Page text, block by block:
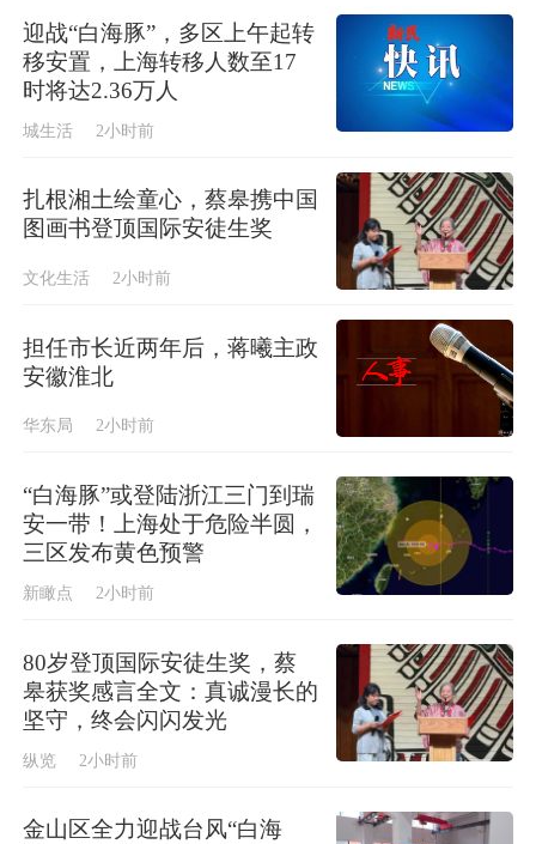
迎战“白海豚”，多区上午起转
移安置，上海转移人数至17
时将达2.36万人
城生活 2小时前
扎根湘土绘童心，蔡皋携中国
图画书登顶国际安徒生奖
文化生活 2小时前
担任市长近两年后，蒋曦主政
安徽淮北
华东局 2小时前
“白海豚”或登陆浙江三门到瑞
安一带！上海处于危险半圆，
三区发布黄色预警
新瞰点 2小时前
80岁登顶国际安徒生奖，蔡
皋获奖感言全文：真诚漫长的
坚守，终会闪闪发光
纵览 2小时前
金山区全力迎战台风“白海